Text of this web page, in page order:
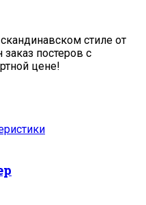
стиле от
постеров с
цене!